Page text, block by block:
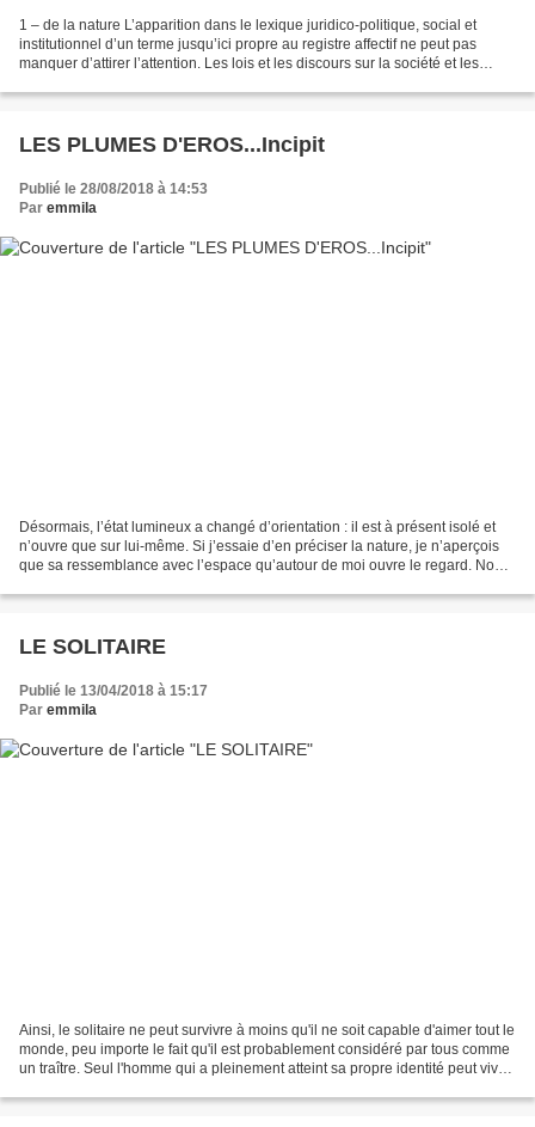
1 – de la nature L’apparition dans le lexique juridico-politique, social et
institutionnel d’un terme jusqu’ici propre au registre affectif ne peut pas
manquer d’attirer l’attention. Les lois et les discours sur la société et les
LES PLUMES D'EROS...Incipit
Publié le 28/08/2018 à 14:53
Par emmila
Désormais, l’état lumineux a changé d’orientation : il est à présent isolé et
n’ouvre que sur lui-même. Si j’essaie d’en préciser la nature, je n’aperçois
que sa ressemblance avec l’espace qu’autour de moi ouvre le regard. Non,
LE SOLITAIRE
Publié le 13/04/2018 à 15:17
Par emmila
Ainsi, le solitaire ne peut survivre à moins qu'il ne soit capable d'aimer tout le
monde, peu importe le fait qu'il est probablement considéré par tous comme
un traître. Seul l'homme qui a pleinement atteint sa propre identité peut vivre